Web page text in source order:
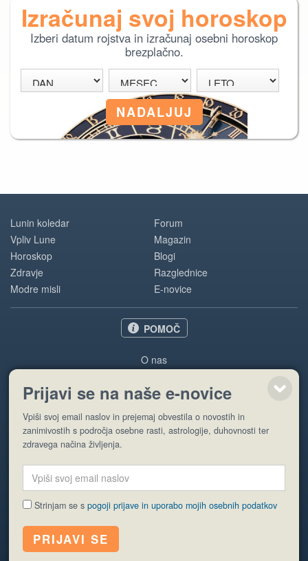
Izračunaj svoj horoskop
Izberi datum rojstva in izračunaj osebni horoskop
brezplačno.
Lunin koledar
Vpliv Lune
Horoskop
Zdravje
Modre misli
Forum
Magazin
Blogi
Razglednice
E-novice
POMOČ
O nas
Pogoji uporabe
Pošlji stran
© EyeCatching. Vse pravice so pridržane.
Prijavi se na naše e-novice
Vpiši svoj email naslov in prejemaj obvestila o novostih in
zanimivostih s področja osebne rasti, astrologije, duhovnosti ter
zdravega načina življenja.
Strinjam se spogoji prijave in uporabo mojih osebnih podatkov